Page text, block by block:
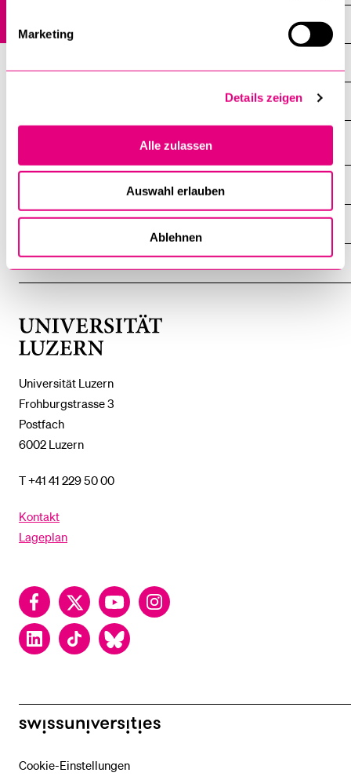
Marketing
Details zeigen
Alle zulassen
Auswahl erlauben
Ablehnen
Universität Luzern
Frohburgstrasse 3
Postfach
6002 Luzern
T +41 41 229 50 00
Kontakt
Lageplan
FacebookTwitter YouTubeInstagram
LinkedInTikTok Bluesky
%1$S
UNTERMENÜ
ZENTRALE EINRICHTUNGEN
%1$S
ZEIGE
DAS
swissuniversities
Cookie-Einstellungen